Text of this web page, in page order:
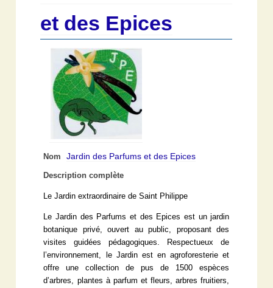
et des Epices
Nom Jardin des Parfums et des Epices
Description complète
Le Jardin extraordinaire de Saint Philippe
Le Jardin des Parfums et des Epices est un jardin
botanique privé, ouvert au public, proposant des
visites guidées pédagogiques. Respectueux de
l’environnement, le Jardin est en agroforesterie et
offre une collection de pus de 1500 espèces
d’arbres, plantes à parfum et fleurs, arbres fruitiers,